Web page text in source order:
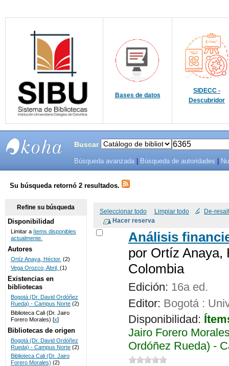
Bases de datos
SIDECC -
Descubridor
SISTEMAS
DE
BIBLIOTECAS
UNICOC
Buscar
Búsqueda avanzada Búsqueda de autoridades
Su búsqueda retornó 2 resultados.
Seleccionar todo Limpiar todo De-
Análisis
por Ortíz Anaya,
Colombia
Edición: 16a ed.
Editor: Bogotá :
Disponibilidad:
Jairo Forero
Ordóñez Rueda) -
Refine su búsqueda
Disponibilidad
Limitar a ítems disponibles
actualmente.
Autores
Ortíz Anaya, Héctor. (2)
Vega Orozco, Abril, (1)
Existencias en
bibliotecas
Bogotá (Dr. David Ordóñez
Rueda) - Campus Norte (2)
Biblioteca Cali (Dr. Jairo
Forero Morales) [x]
Bibliotecas de origen
Bogotá (Dr. David Ordóñez
Rueda) - Campus Norte (2)
Biblioteca Cali (Dr. Jairo
Forero Morales) (2)